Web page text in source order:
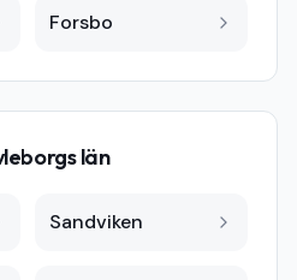
Forsbo
län
Sandviken